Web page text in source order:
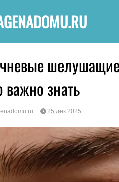
важно знать
25 дек 2025